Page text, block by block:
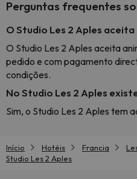
Perguntas frequentes
O Studio Les 2 Aples
O Studio Les 2 Aples aceita
pedido e com pagamento
condições.
No Studio Les 2 Aples
Sim, o Studio Les 2 Aples tem
Início Hotéis Francia
Studio Les 2 Aples